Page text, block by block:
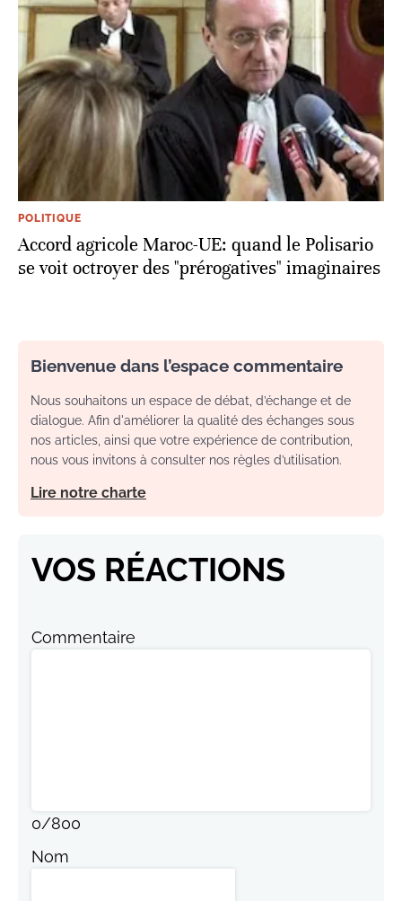
POLITIQUE
Accord agricole Maroc-UE: quand le Polisario
se voit octroyer des "prérogatives" imaginaires
Bienvenue dans l’espace commentaire
Nous souhaitons un espace de débat, d’échange et de
dialogue. Afin d'améliorer la qualité des échanges sous
nos articles, ainsi que votre expérience de contribution,
nous vous invitons à consulter nos règles d’utilisation.
Lire notre charte
VOS RÉACTIONS
Commentaire
0/800
Nom